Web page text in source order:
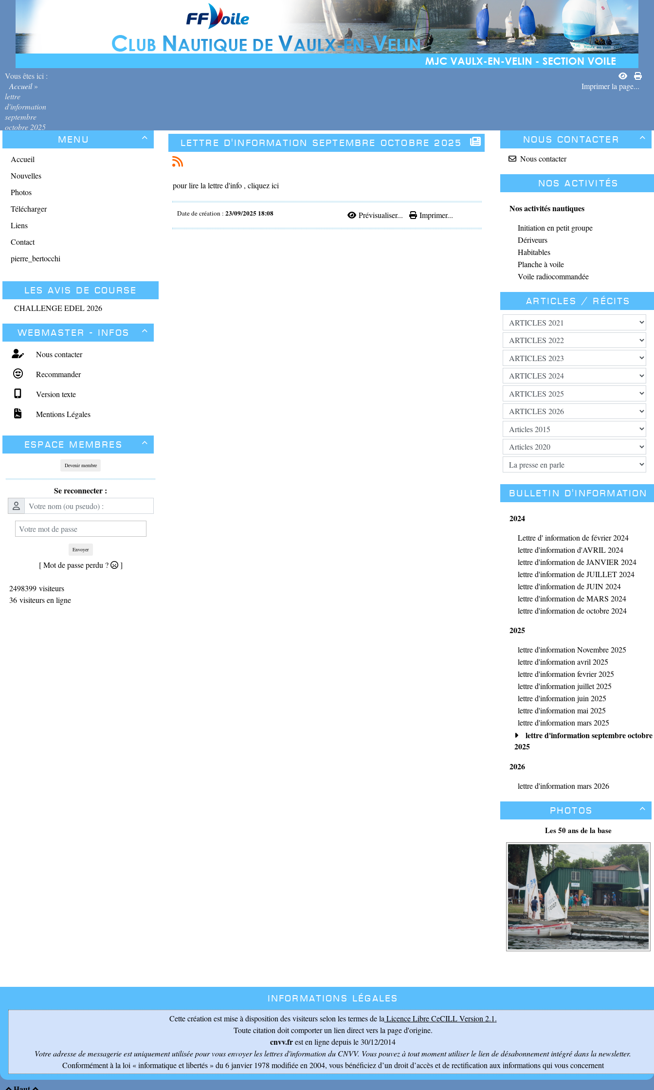
Vous êtes ici :
Accueil»
lettre
d'information
septembre
octobre 2025
Imprimer la page...

Menu
Accueil
Nouvelles
Photos
Télécharger
Liens
Contact
pierre_bertocchi
Les avis de course
CHALLENGE EDEL 2026

Webmaster - Infos
Nous contacter
Recommander
Version texte
Mentions Légales

Espace membres
Devenir membre
Se reconnecter :
Envoyer
[ Mot de passe perdu ? ]
2498399 visiteurs
36 visiteurs en ligne
lettre d'information septembre octobre 2025
pour lire la lettre d'info , cliquez ici
Date de création : 23/09/2025 18:08 Prévisualiser... Imprimer...

Nous contacter
Nous contacter
Nos activités
Nos activités nautiques
Initiation en petit groupe
Dériveurs
Habitables
Planche à voile
Voile radiocommandée
Articles / Récits
BULLETIN D'INFORMATION
2024
Lettre d' information de février 2024
lettre d'information d'AVRIL 2024
lettre d'information de JANVIER 2024
lettre d'information de JUILLET 2024
lettre d'information de JUIN 2024
lettre d'information de MARS 2024
lettre d'information de octobre 2024
2025
lettre d'information Novembre 2025
lettre d'information avril 2025
lettre d'information fevrier 2025
lettre d'information juillet 2025
lettre d'information juin 2025
lettre d'information mai 2025
lettre d'information mars 2025
lettre d'information septembre octobre
2025
2026
lettre d'information mars 2026

Photos
Les 50 ans de la base
Informations légales
Cette création est mise à disposition des visiteurs selon les termes de la Licence Libre CeCILL Version 2.1.
Toute citation doit comporter un lien direct vers la page d'origine.
cnvv.frest en ligne depuis le 30/12/2014
Votre adresse de messagerie est uniquement utilisée pour vous envoyer les lettres d'information du CNVV. Vous pouvez à tout moment utiliser le lien de désabonnement intégré dans la newsletter.
Conformément à la loi « informatique et libertés » du 6 janvier 1978 modifiée en 2004, vous bénéficiez d’un droit d’accès et de rectification aux informations qui vous concernent